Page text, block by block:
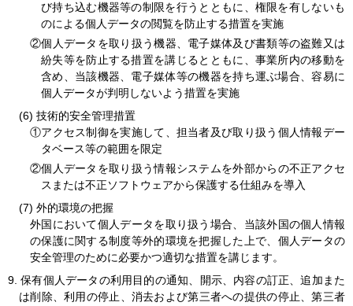
び持ち込む機器等の制限を行うとともに、権限を有しないも
のによる個人データの閲覧を防止する措置を実施
②個人データを取り扱う機器、電子媒体及び書類等の盗難又は
紛失等を防止する措置を講じるとともに、事業所内の移動を
含め、当該機器、電子媒体等の機器を持ち運ぶ場合、容易に
個人データが判明しないよう措置を実施
技術的安全管理措置
①アクセス制御を実施して、担当者及び取り扱う個人情報デー
タベース等の範囲を限定
②個人データを取り扱う情報システムを外部からの不正アクセ
スまたは不正ソフトウェアから保護する仕組みを導入
外的環境の把握
外国において個人データを取り扱う場合、当該外国の個人情報
の保護に関する制度等外的環境を把握した上で、個人データの
安全管理のために必要かつ適切な措置を講じます。
9. 保有個人データの利用目的の通知、開示、内容の訂正、追加また
は削除、利用の停止、消去および第三者への提供の停止、第三者